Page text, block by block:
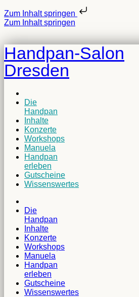
Zum Inhalt springen
Zum Inhalt springen
Handpan-Salon
Dresden
Die
Handpan
Inhalte
Konzerte
Workshops
Manuela
Handpan
erleben
Gutscheine
Wissenswertes
Die
Handpan
Inhalte
Konzerte
Workshops
Manuela
Handpan
erleben
Gutscheine
Wissenswertes